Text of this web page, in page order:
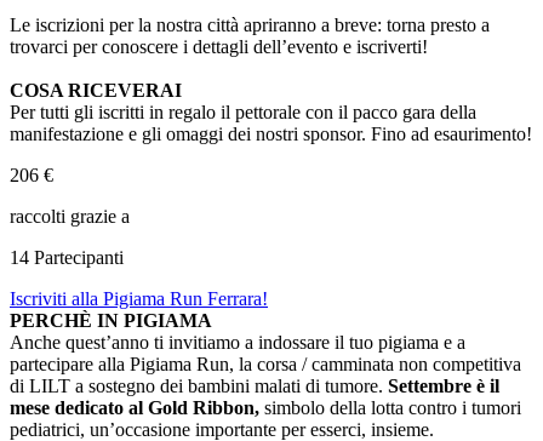
Le iscrizioni per la nostra città apriranno a breve: torna presto a
trovarci per conoscere i dettagli dell’evento e iscriverti!
COSA RICEVERAI
Per tutti gli iscritti in regalo il pettorale con il pacco gara della
manifestazione e gli omaggi dei nostri sponsor. Fino ad esaurimento!
206 €
raccolti grazie a
14 Partecipanti
Iscriviti alla Pigiama Run Ferrara!
PERCHÈ IN PIGIAMA
Anche quest’anno ti invitiamo a indossare il tuo pigiama e a
partecipare alla Pigiama Run, la corsa / camminata non competitiva
di LILT a sostegno dei bambini malati di tumore. Settembre è il
mese dedicato al Gold Ribbon, simbolo della lotta contro i tumori
pediatrici, un’occasione importante per esserci, insieme.